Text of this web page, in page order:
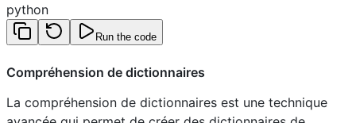
python
Run the code
Compréhension de dictionnaires
La compréhension de dictionnaires est une technique